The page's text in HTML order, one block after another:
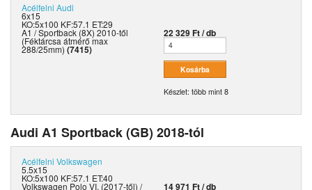
Acélfelni Audi
6x15
KO:5x100 KF:57.1 ET:29
A1 / Sportback (8X) 2010-től
(Féktárcsa átmérő max
288/25mm) (7415)
22 329 Ft / db
Készlet: több mint 8
Audi A1 Sportback (GB) 2018-tól
Acélfelni Volkswagen
5.5x15
KO:5x100 KF:57.1 ET:40
Volkswagen Polo VI. (2017-től) / 14 971 Ft / db